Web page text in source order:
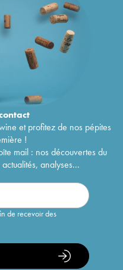
et profitez de nos pépites
!
mail : nos découvertes du
analyses...
de recevoir des